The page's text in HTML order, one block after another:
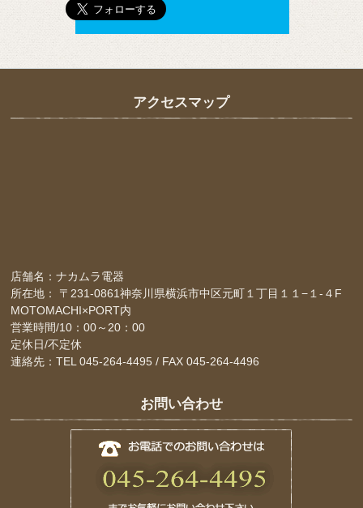
アクセスマップ
店舗名：ナカムラ電器
所在地： 〒231-0861神奈川県横浜市中区元町１丁目１１−１-４F
MOTOMACHI×PORT内
営業時間/10：00～20：00
定休日/不定休
連絡先：TEL 045-264-4495 / FAX 045-264-4496
お問い合わせ